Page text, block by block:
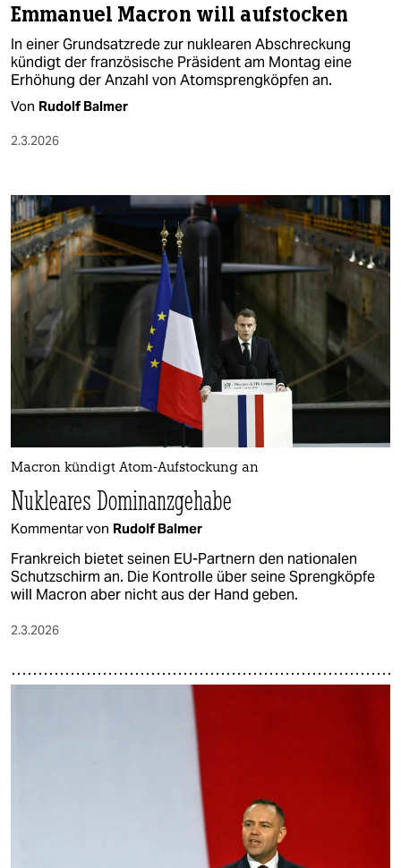
Emmanuel Macron will aufstocken
In einer Grundsatzrede zur nuklearen Abschreckung
kündigt der französische Präsident am Montag eine
Erhöhung der Anzahl von Atomsprengköpfen an.
Von Rudolf Balmer
2.3.2026
Macron kündigt Atom-Aufstockung an
Nukleares Dominanzgehabe
Kommentar von Rudolf Balmer
Frankreich bietet seinen EU-Partnern den nationalen
Schutzschirm an. Die Kontrolle über seine Sprengköpfe
will Macron aber nicht aus der Hand geben.
2.3.2026